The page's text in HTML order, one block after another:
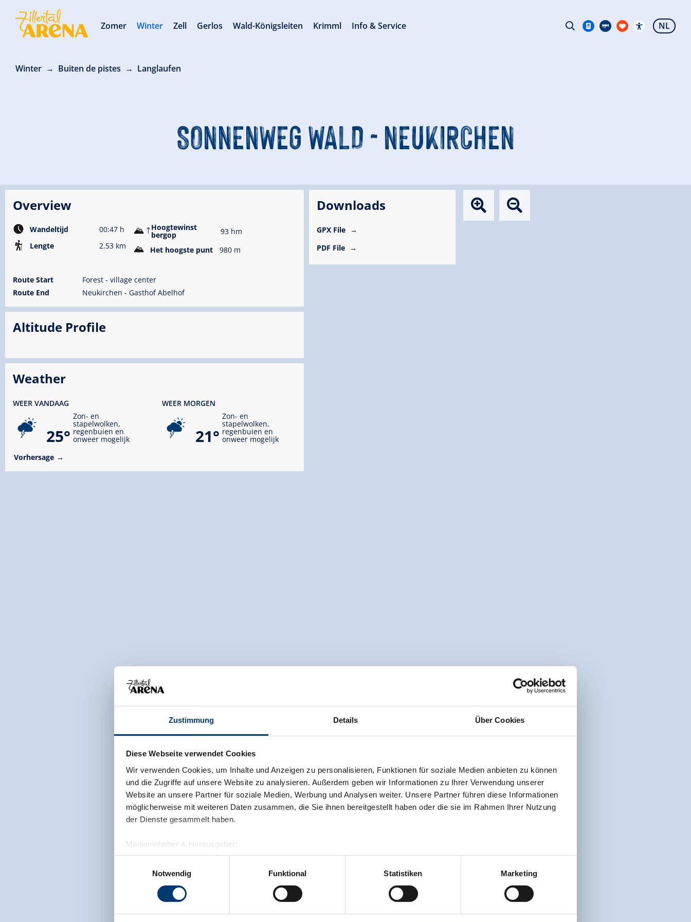
Zustimmung Details Über Cookies
Diese Webseite verwendet Cookies
Wir verwenden Cookies, um Inhalte und Anzeigen zu personalisieren, Funktionen für soziale Medien anbieten zu können
und die Zugriffe auf unsere Website zu analysieren. Außerdem geben wir Informationen zu Ihrer Verwendung unserer
Website an unsere Partner für soziale Medien, Werbung und Analysen weiter. Unsere Partner führen diese Informationen
möglicherweise mit weiteren Daten zusammen, die Sie ihnen bereitgestellt haben oder die sie im Rahmen Ihrer Nutzung
der Dienste gesammelt haben.
Medieninhaber & Herausgeber:
Zeller Bergbahnen Zillertal GmbH & Co KG
Rohr 23// A-6280 Zell am Ziller
www.zillertalarena.com
Notwendig
Funktional Statistiken Marketing
Winter Buiten de pistes Langlaufen
SONNENWEG WALD - NEUKIRCHEN
Overview
Wandeltijd
00:47 h
Lengte
2.53 km
Hoogtewinst
bergop
93 hm
Het hoogste punt
980 m
Route Start
Forest - village center
Route End
Neukirchen - Gasthof Abelhof
Altitude Profile
Weather
WEER VANDAAG
25°
Zon- en
stapelwolken,
regenbuien en
onweer mogelijk
WEER MORGEN
21°
Zon- en
stapelwolken,
regenbuien en
onweer mogelijk
Vorhersage
Downloads
GPX File
PDF File
Zomer Winter Zell Gerlos Wald-Königsleiten Krimml Info & Service NL